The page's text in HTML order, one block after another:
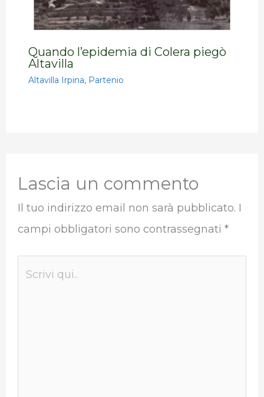
Quando l’epidemia di Colera piegò
Altavilla
Altavilla Irpina, Partenio
Lascia un commento
Il tuo indirizzo email non sarà pubblicato. I
campi obbligatori sono contrassegnati *